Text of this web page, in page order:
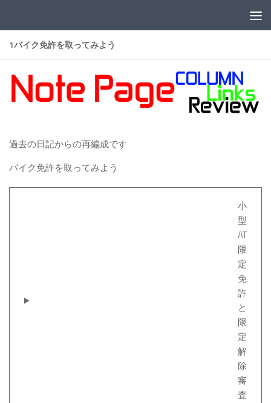
1バイク免許を取ってみよう
過去の日記からの再編成です
バイク免許を取ってみよう
小
型
AT
限
定
免
許
と
限
定
解
除
審
査